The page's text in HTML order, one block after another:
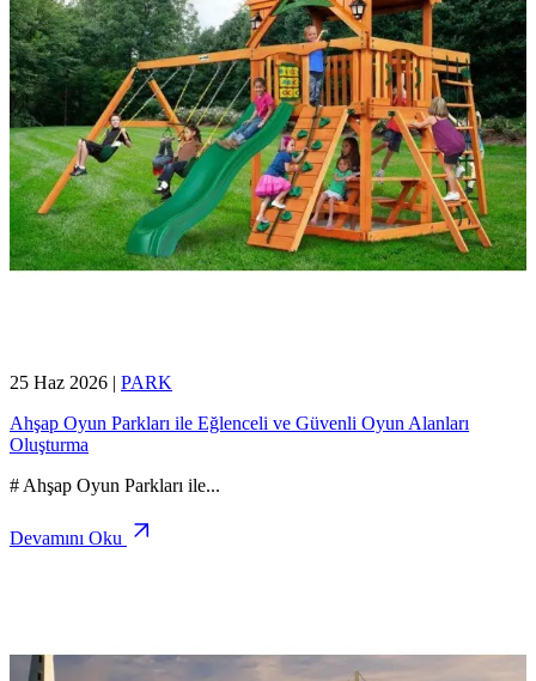
25 Haz 2026 | PARK
Ahşap Oyun Parkları ile Eğlenceli ve Güvenli Oyun Alanları
Oluşturma
# Ahşap Oyun Parkları ile...
Devamını Oku